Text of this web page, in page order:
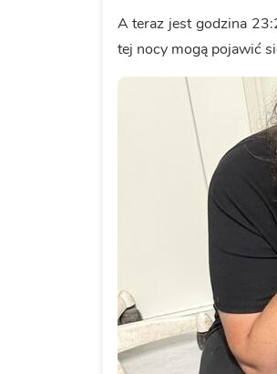
A teraz jest godzina
tej nocy mogą pojawić